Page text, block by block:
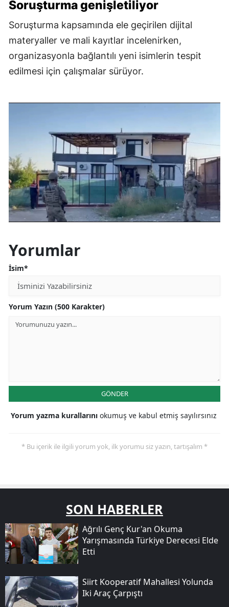
Soruşturma genişletiliyor
Soruşturma kapsamında ele geçirilen dijital
materyaller ve mali kayıtlar incelenirken,
organizasyonla bağlantılı yeni isimlerin tespit
edilmesi için çalışmalar sürüyor.
Yorumlar
İsim*
Yorum Yazın (500 Karakter)
GÖNDER
Yorum yazma kurallarını okumuş ve kabul etmiş sayılırsınız
* Bu içerik ile ilgili yorum yok, ilk yorumu siz yazın, tartışalım *
SON HABERLER
Ağrılı Genç Kur'an Okuma
Yarışmasında Türkiye Derecesi Elde
Etti
Siirt Kooperatif Mahallesi Yolunda
Iki Araç Çarpıştı